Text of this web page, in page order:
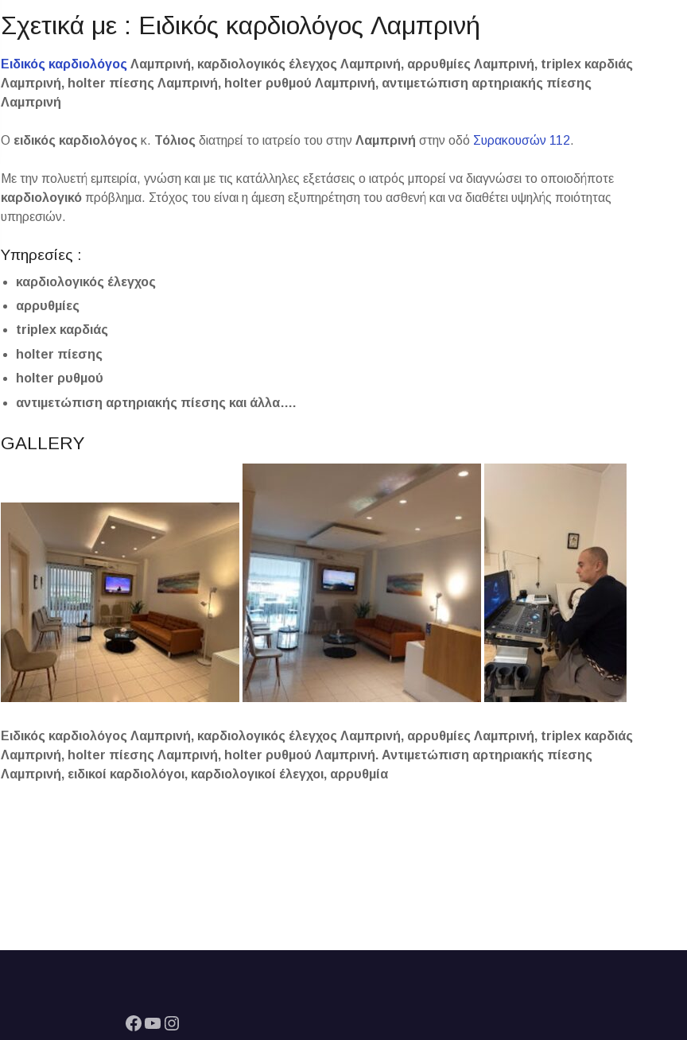
Σχετικά με : Ειδικός καρδιολόγος Λαμπρινή
Ειδικός καρδιολόγος Λαμπρινή, καρδιολογικός έλεγχος Λαμπρινή, αρρυθμίες Λαμπρινή, triplex καρδιάς
Λαμπρινή, holter πίεσης Λαμπρινή, holter ρυθμού Λαμπρινή, αντιμετώπιση αρτηριακής πίεσης
Λαμπρινή
Ο ειδικός καρδιολόγος κ. Τόλιος διατηρεί το ιατρείο του στηνΛαμπρινή στην οδό Συρακουσών 112.
Με την πολυετή εμπειρία, γνώση και με τις κατάλληλες εξετάσεις ο ιατρός μπορεί να διαγνώσει το οποιοδήποτε
καρδιολογικό πρόβλημα. Στόχος του είναι η άμεση εξυπηρέτηση του ασθενή και να διαθέτει υψηλής ποιότητας
υπηρεσιών.
Υπηρεσίες :
καρδιολογικός έλεγχος
αρρυθμίες
triplex καρδιάς
holter πίεσης
holter ρυθμού
αντιμετώπιση αρτηριακής πίεσης και άλλα….
GALLERY
Ειδικός καρδιολόγος Λαμπρινή, καρδιολογικός έλεγχος Λαμπρινή, αρρυθμίες Λαμπρινή, triplex καρδιάς
Λαμπρινή, holter πίεσης Λαμπρινή, holter ρυθμού Λαμπρινή. Αντιμετώπιση αρτηριακής πίεσης
Λαμπρινή, ειδικοί καρδιολόγοι, καρδιολογικοί έλεγχοι, αρρυθμία
Facebook YouTube Instagram